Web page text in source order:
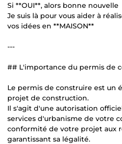
Si **OUI**, alors bonne nouvelle
Je suis là pour vous aider à
vos idées en **MAISON**
---
## L'importance du permis de
Le permis de construire est un
projet de construction.
Il s'agit d'une autorisation
services d'urbanisme de votre
conformité de votre projet aux
garantissant sa légalité.